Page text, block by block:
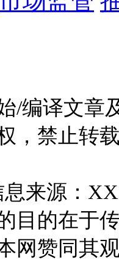
/编译文章
，禁止转
来源：
目的在于
网赞同其